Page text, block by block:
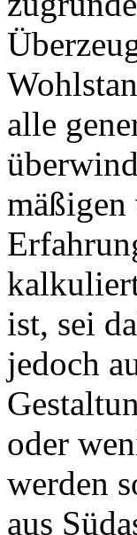
alle
ist, sei
jedoch
oder
werden
aus